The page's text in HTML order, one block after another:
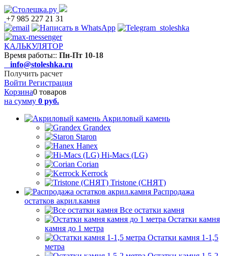
+7 985 227 21 31
КАЛЬКУЛЯТОР
Время работы:: Пн-Пт 10-18
info@stoleshka.ru
Получить расчет
Войти Регистрация
Корзина0 товаров
на сумму 0 руб.
Акриловый камень
Grandex
Staron
Hanex
Hi-Macs (LG)
Corian
Kerrock
Tristone (СНЯТ)
Распродажа
остатков акрил.камня
Все остатки камня
Остатки камня
камня до 1 метра
Остатки камня 1-1,5
метра